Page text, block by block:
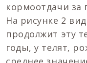
кормоотдачи за
На рисунке 2
продолжит эту
годы, у телят,